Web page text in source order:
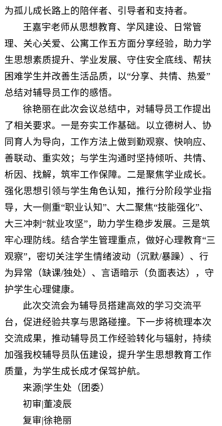
为孤儿成长路上的陪伴者、引导者和支持者。
王嘉宇老师从思想教育、学风建设、日常管
理、关心关爱、公寓工作五方面分享经验，助力学
生思想素质提升、学业发展、守住安全底线、帮扶
困难学生并改善生活品质，以“分享、共情、热爱”
总结对辅导员工作的感悟。
徐艳丽在此次会议总结中，对辅导员工作提出
了相关要求。一是夯实工作基础。以立德树人、协
同育人为导向，工作方法上做到勤观察、快响应、
善联动、重实效；与学生沟通时坚持倾听、共情、
析因、找解，筑牢工作保障。二是聚焦学业成长。
强化思想引领与学生角色认知，推行分阶段学业指
导，大一侧重“职业认知”、大二聚焦“技能强化”、
大三冲刺“就业攻坚”，助力学生稳步发展。三是筑
牢心理防线。结合学生管理重点，做好心理教育“三
观察”，密切关注学生情绪波动（沉默/暴躁）、行
为异常（缺课/独处）、言语暗示（负面表达），守
护学生心理健康。
此次交流会为辅导员搭建高效的学习交流平
台，促进经验共享与思路碰撞。下一步将梳理本次
交流成果，推动辅导员工作经验转化与辐射，持续
加强我校辅导员队伍建设，提升学生思想教育工作
质量，为学生成长成才保驾护航。
来源|学生处（团委）
初审|董凌辰
复审|徐艳丽